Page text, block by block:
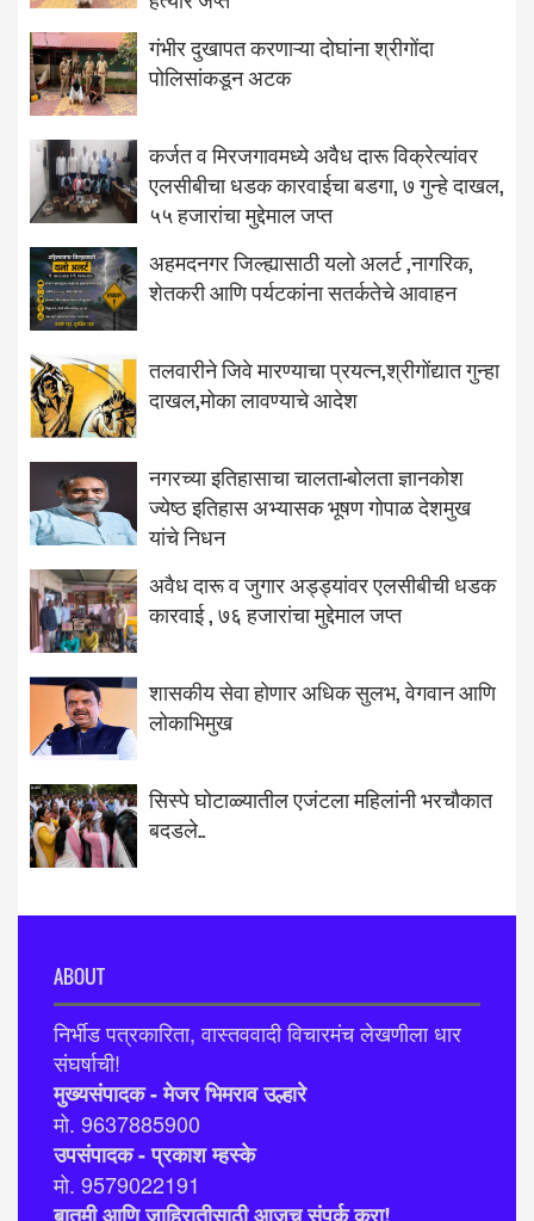
गंभीर दुखापत करणाऱ्या दोघांना श्रीगोंदा
पोलिसांकडून अटक
कर्जत व मिरजगावमध्ये अवैध दारू विक्रेत्यांवर
एलसीबीचा धडक कारवाईचा बडगा, ७ गुन्हे दाखल,
५५ हजारांचा मुद्देमाल जप्त
अहमदनगर जिल्ह्यासाठी यलो अलर्ट ,नागरिक,
शेतकरी आणि पर्यटकांना सतर्कतेचे आवाहन
तलवारीने जिवे मारण्याचा प्रयत्न,श्रीगोंद्यात गुन्हा
दाखल,मोका लावण्याचे आदेश
नगरच्या इतिहासाचा चालता-बोलता ज्ञानकोश
ज्येष्ठ इतिहास अभ्यासक भूषण गोपाळ देशमुख
यांचे निधन
अवैध दारू व जुगार अड्ड्यांवर एलसीबीची धडक
कारवाई , ७६ हजारांचा मुद्देमाल जप्त
शासकीय सेवा होणार अधिक सुलभ, वेगवान आणि
लोकाभिमुख
सिस्पे घोटाळ्यातील एजंटला महिलांनी भरचौकात
बदडले..
ABOUT
निर्भीड पत्रकारिता, वास्तववादी विचारमंच लेखणीला धार
संघर्षाची!
मुख्यसंपादक - मेजर भिमराव उल्हारे
मो. 9637885900
उपसंपादक - प्रकाश म्हस्के
मो. 9579022191